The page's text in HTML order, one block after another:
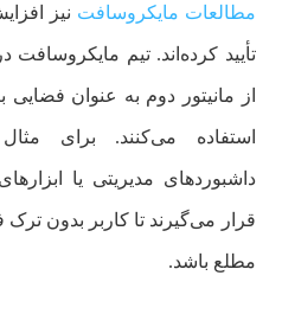
مطالعات مایکروسافت نیز
تأیید کرده‌اند. تیم مایکروسافت
از مانیتور دوم به عنوان
استفاده می‌کنند. برای
داشبوردهای مدیریتی یا
قرار می‌گیرند تا کاربر بدون
مطلع باشد.